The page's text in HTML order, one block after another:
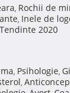
, Rochii de
, Inele de
Tendinte 2020
, Psihologie,
,